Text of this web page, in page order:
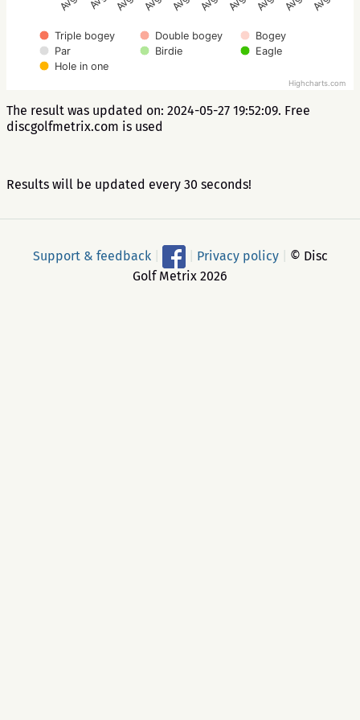
Triple bogey Double bogey
Bogey
Par
Birdie
Eagle
Hole in one
Highcharts.com
The result was updated on: 2024-05-27 19:52:09. Free
discgolfmetrix.com is used
Results will be updated every 30 seconds!
Support & feedback Privacy policy
© Disc
Golf Metrix 2026